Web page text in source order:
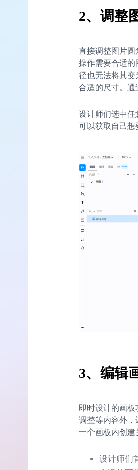
2、 调整
直接调整图片
操作需要合适
径也无法将其
合适的尺寸。通
设计师们选中
可以获取自己想
3、 编辑
即时设计的画
调整等内容外
一个画板内创建
设计师们